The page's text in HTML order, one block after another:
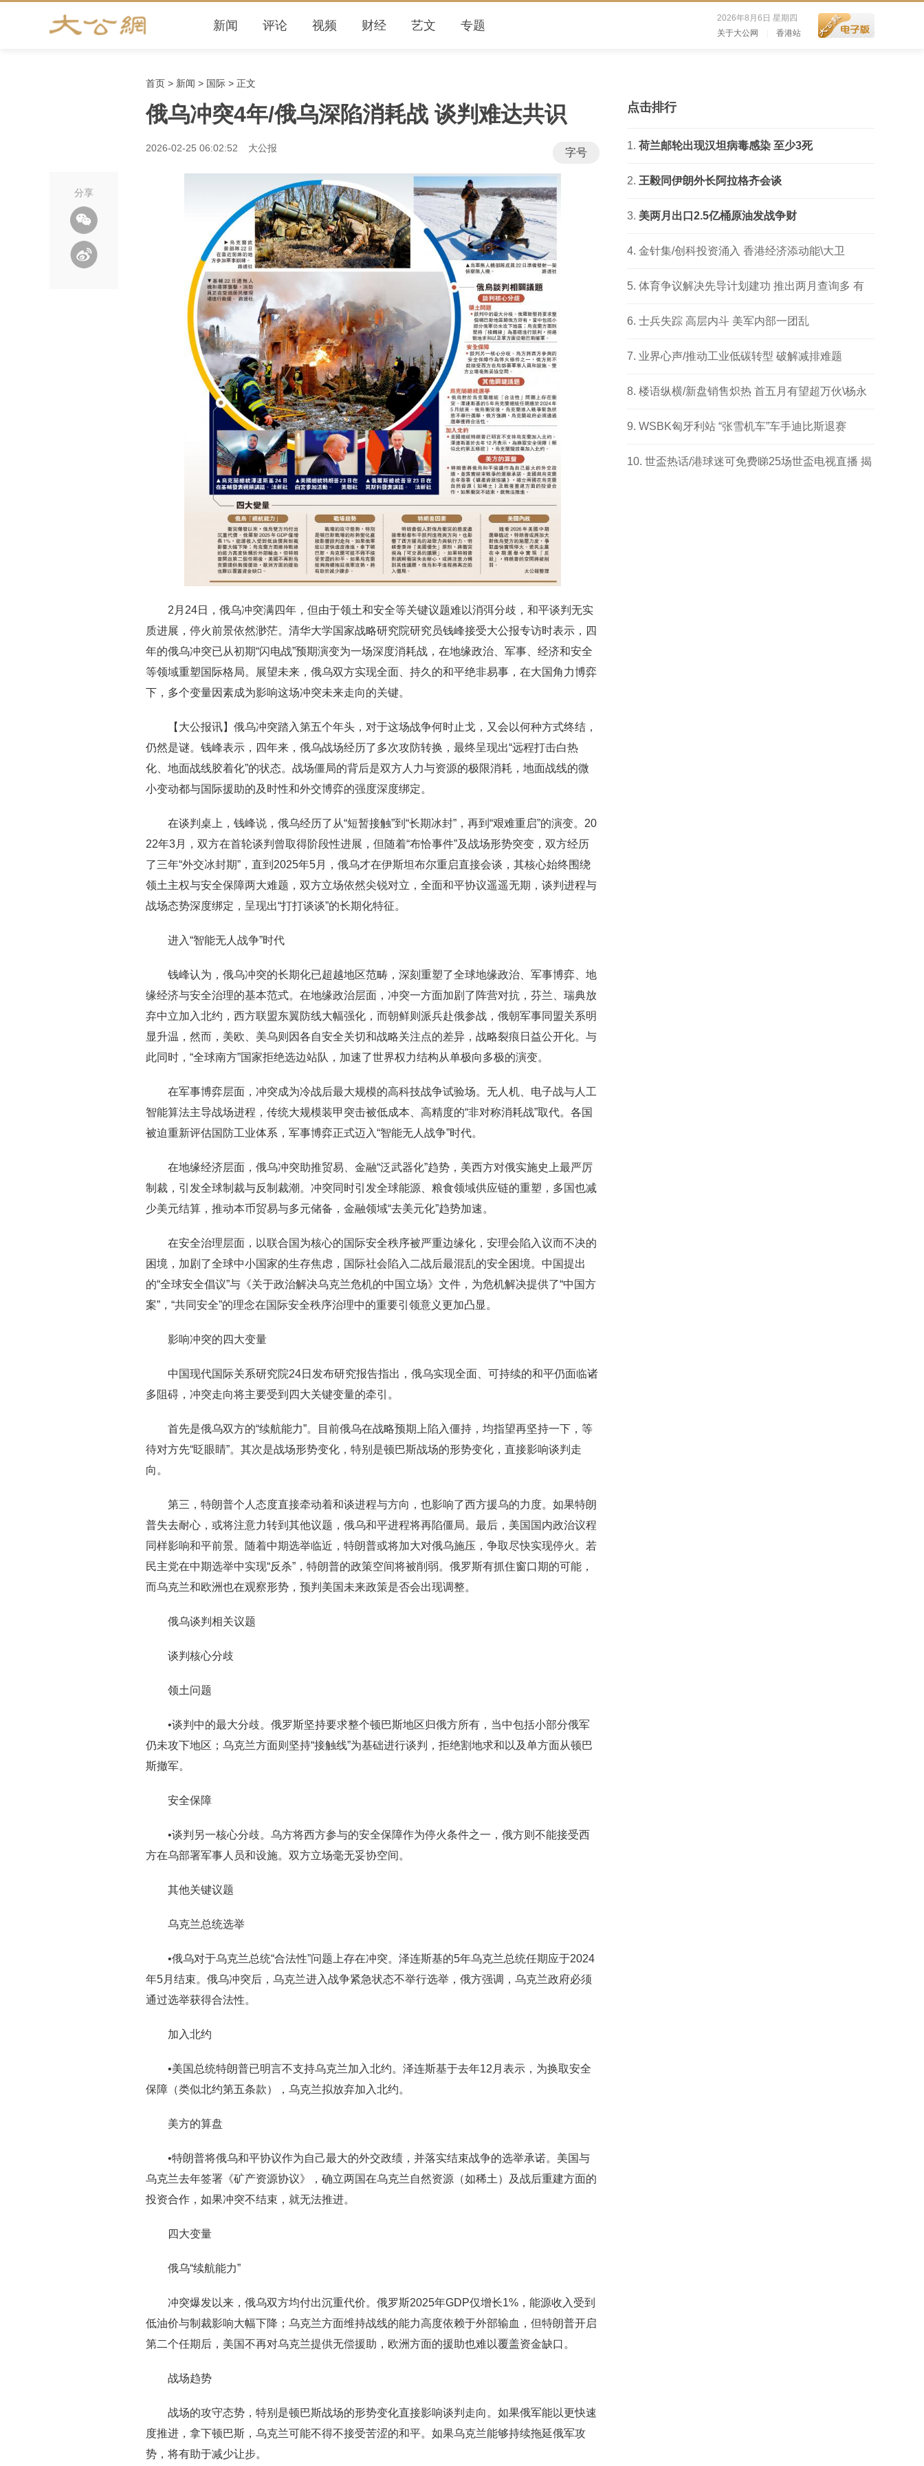
2026年8月6日 星期四
关于大公网
香港站
新闻 评论 视频 财经 艺文 专题
首页 > 新闻 > 国际 > 正文
俄乌冲突4年/俄乌深陷消耗战 谈判难达共识
2026-02-25 06:02:52 大公报 字号
分享
2月24日，俄乌冲突满四年，但由于领土和安全等关键议题难以消弭分歧，和平谈判无实
质进展，停火前景依然渺茫。清华大学国家战略研究院研究员钱峰接受大公报专访时表示，四
年的俄乌冲突已从初期“闪电战”预期演变为一场深度消耗战，在地缘政治、军事、经济和安全
等领域重塑国际格局。展望未来，俄乌双方实现全面、持久的和平绝非易事，在大国角力博弈
下，多个变量因素成为影响这场冲突未来走向的关键。
【大公报讯】俄乌冲突踏入第五个年头，对于这场战争何时止戈，又会以何种方式终结，
仍然是谜。钱峰表示，四年来，俄乌战场经历了多次攻防转换，最终呈现出“远程打击白热
化、地面战线胶着化”的状态。战场僵局的背后是双方人力与资源的极限消耗，地面战线的微
小变动都与国际援助的及时性和外交博弈的强度深度绑定。
在谈判桌上，钱峰说，俄乌经历了从“短暂接触”到“长期冰封”，再到“艰难重启”的演变。20
22年3月，双方在首轮谈判曾取得阶段性进展，但随着“布恰事件”及战场形势突变，双方经历
了三年“外交冰封期”，直到2025年5月，俄乌才在伊斯坦布尔重启直接会谈，其核心始终围绕
领土主权与安全保障两大难题，双方立场依然尖锐对立，全面和平协议遥遥无期，谈判进程与
战场态势深度绑定，呈现出“打打谈谈”的长期化特征。
进入“智能无人战争”时代
钱峰认为，俄乌冲突的长期化已超越地区范畴，深刻重塑了全球地缘政治、军事博弈、地
缘经济与安全治理的基本范式。在地缘政治层面，冲突一方面加剧了阵营对抗，芬兰、瑞典放
弃中立加入北约，西方联盟东翼防线大幅强化，而朝鲜则派兵赴俄参战，俄朝军事同盟关系明
显升温，然而，美欧、美乌则因各自安全关切和战略关注点的差异，战略裂痕日益公开化。与
此同时，“全球南方”国家拒绝选边站队，加速了世界权力结构从单极向多极的演变。
在军事博弈层面，冲突成为冷战后最大规模的高科技战争试验场。无人机、电子战与人工
智能算法主导战场进程，传统大规模装甲突击被低成本、高精度的“非对称消耗战”取代。各国
被迫重新评估国防工业体系，军事博弈正式迈入“智能无人战争”时代。
在地缘经济层面，俄乌冲突助推贸易、金融“泛武器化”趋势，美西方对俄实施史上最严厉
制裁，引发全球制裁与反制裁潮。冲突同时引发全球能源、粮食领域供应链的重塑，多国也减
少美元结算，推动本币贸易与多元储备，金融领域“去美元化”趋势加速。
在安全治理层面，以联合国为核心的国际安全秩序被严重边缘化，安理会陷入议而不决的
困境，加剧了全球中小国家的生存焦虑，国际社会陷入二战后最混乱的安全困境。中国提出
的“全球安全倡议”与《关于政治解决乌克兰危机的中国立场》文件，为危机解决提供了“中国方
案”，“共同安全”的理念在国际安全秩序治理中的重要引领意义更加凸显。
影响冲突的四大变量
中国现代国际关系研究院24日发布研究报告指出，俄乌实现全面、可持续的和平仍面临诸
多阻碍，冲突走向将主要受到四大关键变量的牵引。
首先是俄乌双方的“续航能力”。目前俄乌在战略预期上陷入僵持，均指望再坚持一下，等
待对方先“眨眼睛”。其次是战场形势变化，特别是顿巴斯战场的形势变化，直接影响谈判走
向。
第三，特朗普个人态度直接牵动着和谈进程与方向，也影响了西方援乌的力度。如果特朗
普失去耐心，或将注意力转到其他议题，俄乌和平进程将再陷僵局。最后，美国国内政治议程
同样影响和平前景。随着中期选举临近，特朗普或将加大对俄乌施压，争取尽快实现停火。若
民主党在中期选举中实现“反杀”，特朗普的政策空间将被削弱。俄罗斯有抓住窗口期的可能，
而乌克兰和欧洲也在观察形势，预判美国未来政策是否会出现调整。
俄乌谈判相关议题
谈判核心分歧
领土问题
•谈判中的最大分歧。俄罗斯坚持要求整个顿巴斯地区归俄方所有，当中包括小部分俄军
仍未攻下地区；乌克兰方面则坚持“接触线”为基础进行谈判，拒绝割地求和以及单方面从顿巴
斯撤军。
安全保障
•谈判另一核心分歧。乌方将西方参与的安全保障作为停火条件之一，俄方则不能接受西
方在乌部署军事人员和设施。双方立场毫无妥协空间。
其他关键议题
乌克兰总统选举
•俄乌对于乌克兰总统“合法性”问题上存在冲突。泽连斯基的5年乌克兰总统任期应于2024
年5月结束。俄乌冲突后，乌克兰进入战争紧急状态不举行选举，俄方强调，乌克兰政府必须
通过选举获得合法性。
加入北约
•美国总统特朗普已明言不支持乌克兰加入北约。泽连斯基于去年12月表示，为换取安全
保障（类似北约第五条款），乌克兰拟放弃加入北约。
美方的算盘
•特朗普将俄乌和平协议作为自己最大的外交政绩，并落实结束战争的选举承诺。美国与
乌克兰去年签署《矿产资源协议》，确立两国在乌克兰自然资源（如稀土）及战后重建方面的
投资合作，如果冲突不结束，就无法推进。
四大变量
俄乌“续航能力”
冲突爆发以来，俄乌双方均付出沉重代价。俄罗斯2025年GDP仅增长1%，能源收入受到
低油价与制裁影响大幅下降；乌克兰方面维持战线的能力高度依赖于外部输血，但特朗普开启
第二个任期后，美国不再对乌克兰提供无偿援助，欧洲方面的援助也难以覆盖资金缺口。
战场趋势
战场的攻守态势，特别是顿巴斯战场的形势变化直接影响谈判走向。如果俄军能以更快速
度推进，拿下顿巴斯，乌克兰可能不得不接受苦涩的和平。如果乌克兰能够持续拖延俄军攻
势，将有助于减少让步。
点击排行
荷兰邮轮出现汉坦病毒感染 至少3死
王毅同伊朗外长阿拉格齐会谈
美两月出口2.5亿桶原油发战争财
金针集/创科投资涌入 香港经济添动能\大卫
体育争议解决先导计划建功 推出两月查询多 有
成功个案
士兵失踪 高层内斗 美军内部一团乱
业界心声/推动工业低碳转型 破解减排难题
楼语纵横/新盘销售炽热 首五月有望超万伙\杨永
健 WSBK匈牙利站 “张雪机车”车手迪比斯退赛
世盃热话/港球迷可免费睇25场世盃电视直播 揭